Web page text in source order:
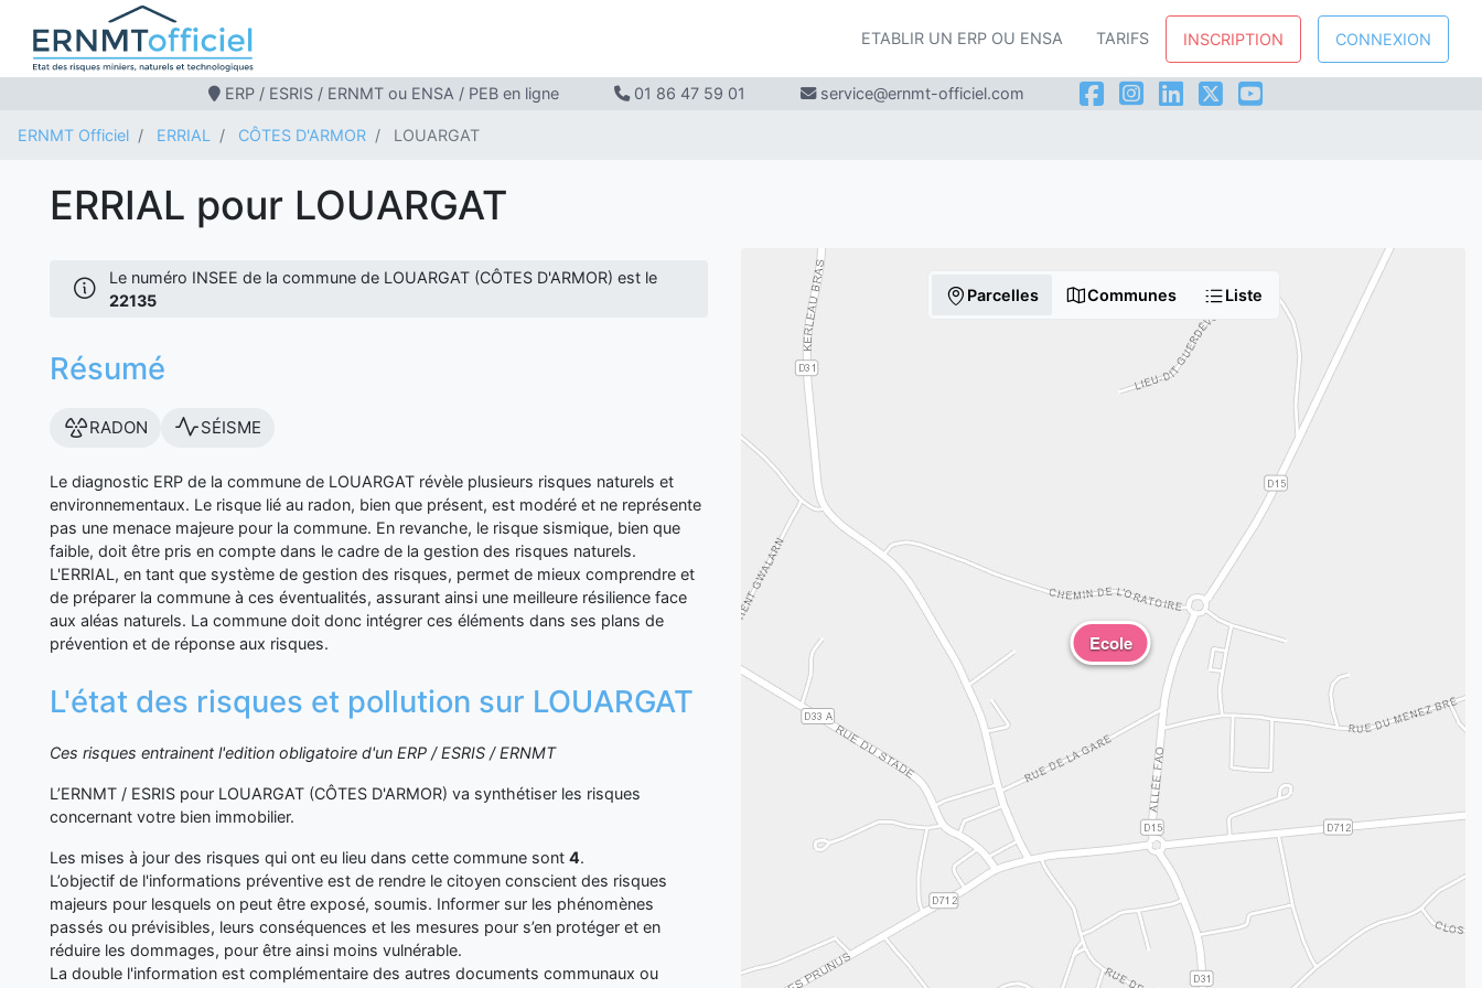
ETABLIR UN ERP OU ENSA TARIFS INSCRIPTION CONNEXION
ERP / ESRIS / ERNMT ou ENSA / PEB en ligne 01 86 47 59 01 service@ernmt-officiel.com
ERNMT Officiel ERRIAL CÔTES D'ARMOR LOUARGAT
ERRIAL pour LOUARGAT
Le numéro INSEE de la commune de LOUARGAT (CÔTES D'ARMOR) est le
22135
Résumé
RADON SÉISME
Le diagnostic ERP de la commune de LOUARGAT révèle plusieurs risques naturels et
environnementaux. Le risque lié au radon, bien que présent, est modéré et ne représente
pas une menace majeure pour la commune. En revanche, le risque sismique, bien que
faible, doit être pris en compte dans le cadre de la gestion des risques naturels.
L'ERRIAL, en tant que système de gestion des risques, permet de mieux comprendre et
de préparer la commune à ces éventualités, assurant ainsi une meilleure résilience face
aux aléas naturels. La commune doit donc intégrer ces éléments dans ses plans de
prévention et de réponse aux risques.
L'état des risques et pollution sur LOUARGAT
Ces risques entrainent l'edition obligatoire d'un ERP / ESRIS / ERNMT
L’ERNMT / ESRIS pour LOUARGAT (CÔTES D'ARMOR) va synthétiser les risques
concernant votre bien immobilier.
Les mises à jour des risques qui ont eu lieu dans cette commune sont 4.
L’objectif de l'informations préventive est de rendre le citoyen conscient des risques
majeurs pour lesquels on peut être exposé, soumis. Informer sur les phénomènes
passés ou prévisibles, leurs conséquences et les mesures pour s’en protéger et en
réduire les dommages, pour être ainsi moins vulnérable.
La double l'information est complémentaire des autres documents communaux ou
Parcelles Communes Liste
Ecole